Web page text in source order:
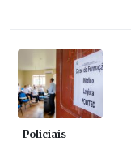
Policiais